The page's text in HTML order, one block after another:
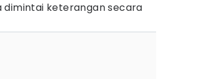
dimintai keterangan secara